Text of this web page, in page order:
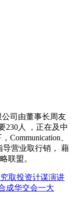
司由董事长周友
230人 ，正在及中
Communication、
导营业取行销， 藉
联盟。
取投资计谋演讲
成华交会一大